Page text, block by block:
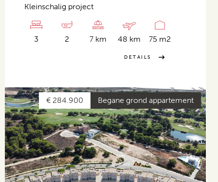
Kleinschalig project
3 2 7 km 48 km 75 m2
DETAILS
Begane grond appartement
€ 284.900